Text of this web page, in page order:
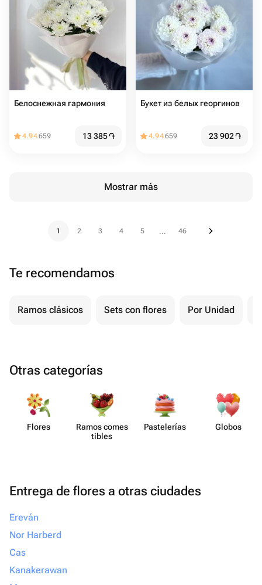
Белоснежная гармония
4.94659 13 385֏
Букет из белых георгинов
4.94659 23 902֏
Mostrar más
1 2 3 4 5 ... 46
Te recomendamos
Ramos clásicos Sets con flores Por Unidad
Otras categorías
Flores
Ramos comes​
tibles
Paste​lerías Globos
Entrega de flores a otras ciudades
Ereván
Nor Harberd
Cas
Kanakerawan